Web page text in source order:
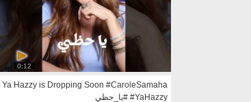
0:12
Ya Hazzy is Dropping Soon #CaroleSamaha
#YaHazzy #يا_حظي